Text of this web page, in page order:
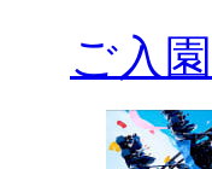
ご入